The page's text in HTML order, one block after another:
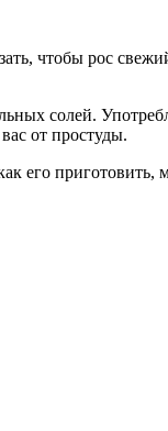
чтобы рос
солей.
от простуды.
его